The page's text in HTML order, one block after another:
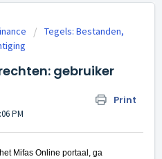
Tegels: Bestanden,
gebruiker
Print
PM
Mifas Online portaal, ga